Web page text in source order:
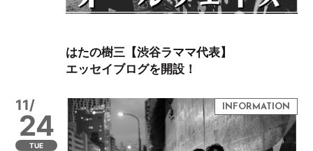
はたの樹三【渋谷ラママ代表】
エッセイブログを開設！
11/
24
TUE